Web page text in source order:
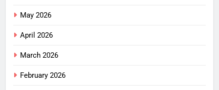
May 2026
April 2026
March 2026
February 2026